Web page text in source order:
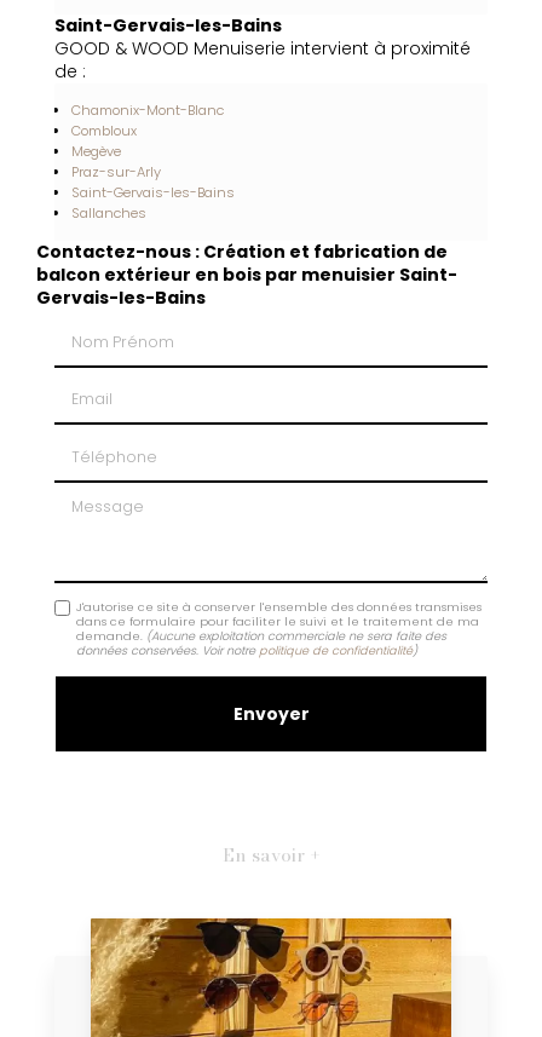
Saint-Gervais-les-Bains
GOOD & WOOD Menuiserie intervient à proximité
de :
Chamonix-Mont-Blanc
Combloux
Megève
Praz-sur-Arly
Saint-Gervais-les-Bains
Sallanches
Contactez-nous : Création et fabrication de
balcon extérieur en bois par menuisier Saint-
Gervais-les-Bains
Message
J'autorise ce site à conserver l'ensemble des données transmises
dans ce formulaire pour faciliter le suivi et le traitement de ma
demande. (Aucune exploitation commerciale ne sera faite des
données conservées. Voir notre politique de confidentialité)
En savoir +